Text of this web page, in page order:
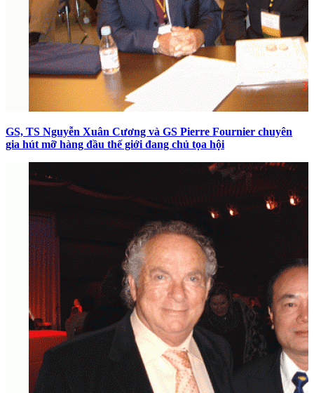
GS, TS Nguyễn Xuân Cương và GS Pierre Fournier chuyên
gia hút mỡ hàng đầu thế giới đang chủ tọa hội